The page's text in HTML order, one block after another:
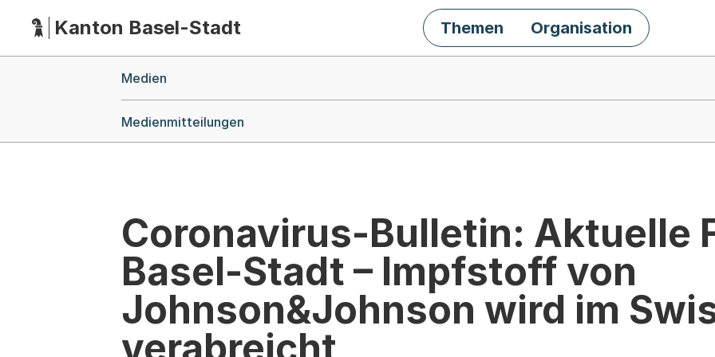
HauptnavigationKanton Basel-Stadt Themen Organisation
Medien
Medienmitteilungen
Coronavirus-Bulletin: Aktuelle
Basel-Stadt – Impfstoff von
Johnson&Johnson wird im